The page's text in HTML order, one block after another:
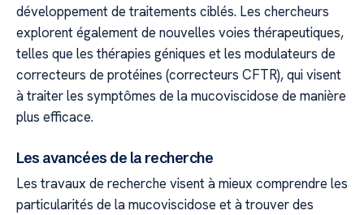
développement de traitements ciblés. Les chercheurs
explorent également de nouvelles voies thérapeutiques,
telles que les thérapies géniques et les modulateurs de
correcteurs de protéines (correcteurs CFTR), qui visent
à traiter les symptômes de la mucoviscidose de manière
plus efficace.
Les avancées de la recherche
Les travaux de recherche visent à mieux comprendre les
particularités de la mucoviscidose et à trouver des